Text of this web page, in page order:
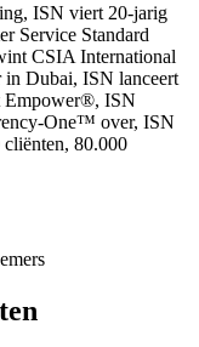
ISN viert 20-jarig
Service Standard
CSIA International
in Dubai, ISN lanceert
Empower®, ISN
One™ over, ISN
80.000